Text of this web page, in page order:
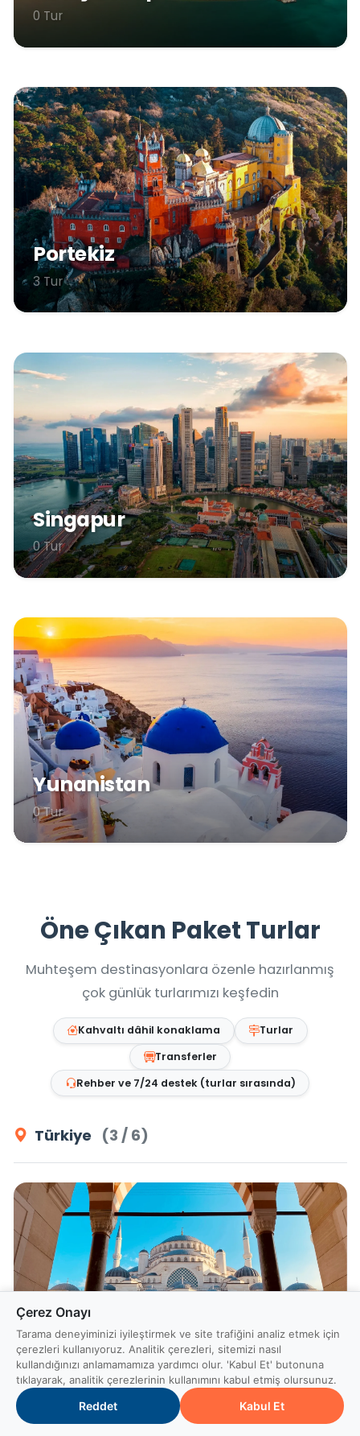
0 Tur
Portekiz
3 Tur
Singapur
0 Tur
Yunanistan
0 Tur
Öne Çıkan Paket Turlar
Muhteşem destinasyonlara özenle hazırlanmış
çok günlük turlarımızı keşfedin
Kahvaltı dâhil konaklama
Turlar
Transferler
Rehber ve 7/24 destek (turlar sırasında)
Türkiye (3 / 6)
İstanbul’un Özeti
5 gün / 4 gece
Çerez Onayı
Tarama deneyiminizi iyileştirmek ve site trafiğini analiz etmek için
çerezleri kullanıyoruz. Analitik çerezleri, sitemizi nasıl
kullandığınızı anlamamamıza yardımcı olur. 'Kabul Et' butonuna
tıklayarak, analitik çerezlerinin kullanımını kabul etmiş olursunuz.
Reddet Kabul Et